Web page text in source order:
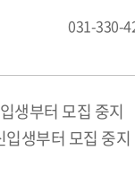
031-330-
생부터 모집 중지
생부터 모집 중지